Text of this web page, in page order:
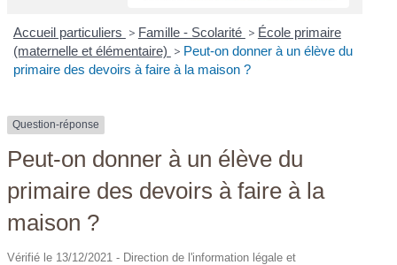
Accueil particuliers > Famille - Scolarité > École primaire
(maternelle et élémentaire) > Peut-on donner à un élève du
primaire des devoirs à faire à la maison ?
Question-réponse
Peut-on donner à un élève du
primaire des devoirs à faire à la
maison ?
Vérifié le 13/12/2021 - Direction de l'information légale et